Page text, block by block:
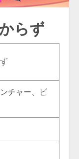
らず
チャー、ビ